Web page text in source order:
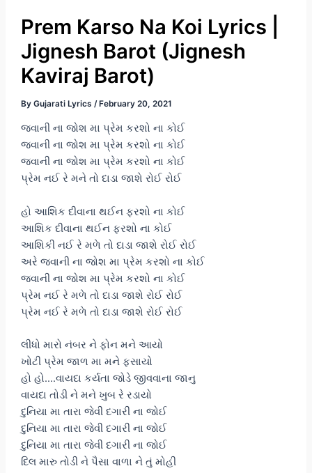
Prem Karso Na Koi Lyrics |
Jignesh Barot (Jignesh
Kaviraj Barot)
By Gujarati Lyrics / February 20, 2021
જવાની ના જોશ મા પ્રેમ કરશો ના કોઈ
જવાની ના જોશ મા પ્રેમ કરશો ના કોઈ
જવાની ના જોશ મા પ્રેમ કરશો ના કોઈ
પ્રેમ નઈ રે મને તો દાડા જાશે રોઈ રોઈ
હો આશિક દીવાના થઈન ફરશો ના કોઈ
આશિક દીવાના થઈન ફરશો ના કોઈ
આશિકી નઈ રે મળે તો દાડા જાશે રોઈ રોઈ
અરે જવાની ના જોશ મા પ્રેમ કરશો ના કોઈ
જવાની ના જોશ મા પ્રેમ કરશો ના કોઈ
પ્રેમ નઈ રે મળે તો દાડા જાશે રોઈ રોઈ
પ્રેમ નઈ રે મળે તો દાડા જાશે રોઈ રોઈ
લીધો મારો નંબર ને ફોન મને આયો
ખોટી પ્રેમ જાળ મા મને ફસાયો
હો હો….વાયદા કર્યતા જોડે જીવવાના જાનુ
વાયદા તોડી ને મને ખુબ રે રડાયો
દુનિયા મા તારા જેવી દગારી ના જોઈ
દુનિયા મા તારા જેવી દગારી ના જોઈ
દુનિયા મા તારા જેવી દગારી ના જોઈ
દિલ મારુ તોડી ને પૈસા વાળા ને તું મોહી